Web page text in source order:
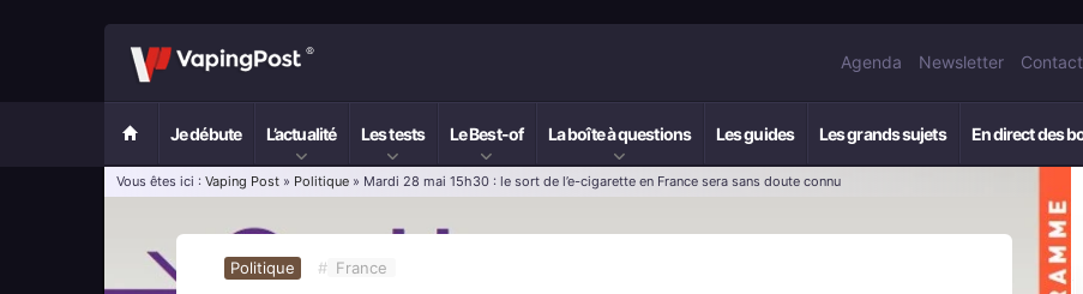
Agenda Newsletter Contact
Je débute L’actualité Les tests Le Best-of La boîte à questions Les guides Les grands sujets En direct des
Vous êtes ici : Vaping Post » Politique » Mardi 28 mai 15h30 : le sort de l’e-cigarette en France sera sans doute connu
Politique # France